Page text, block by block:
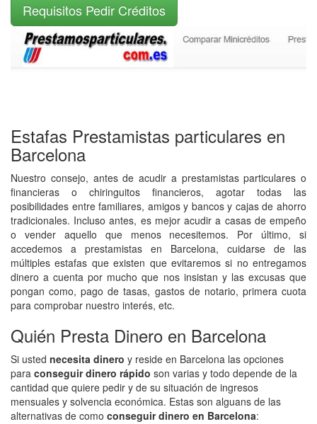
Requisitos Pedir Créditos
Estafas Prestamistas particulares en
Barcelona
Nuestro consejo, antes de acudir a prestamistas particulares o
financieras o chiringuitos financieros, agotar todas las
posibilidades entre familiares, amigos y bancos y cajas de ahorro
tradicionales. Incluso antes, es mejor acudir a casas de empeño
o vender aquello que menos necesitemos. Por último, si
accedemos a prestamistas en Barcelona, cuidarse de las
múltiples estafas que existen que evitaremos si no entregamos
dinero a cuenta por mucho que nos insistan y las excusas que
pongan como, pago de tasas, gastos de notario, primera cuota
para comprobar nuestro interés, etc.
Quién Presta Dinero en Barcelona
Si usted necesita dinero y reside en Barcelona las opciones
para conseguir dinero rápido son varias y todo depende de la
cantidad que quiere pedir y de su situación de ingresos
mensuales y solvencia económica. Estas son alguans de las
alternativas de como conseguir dinero en Barcelona: